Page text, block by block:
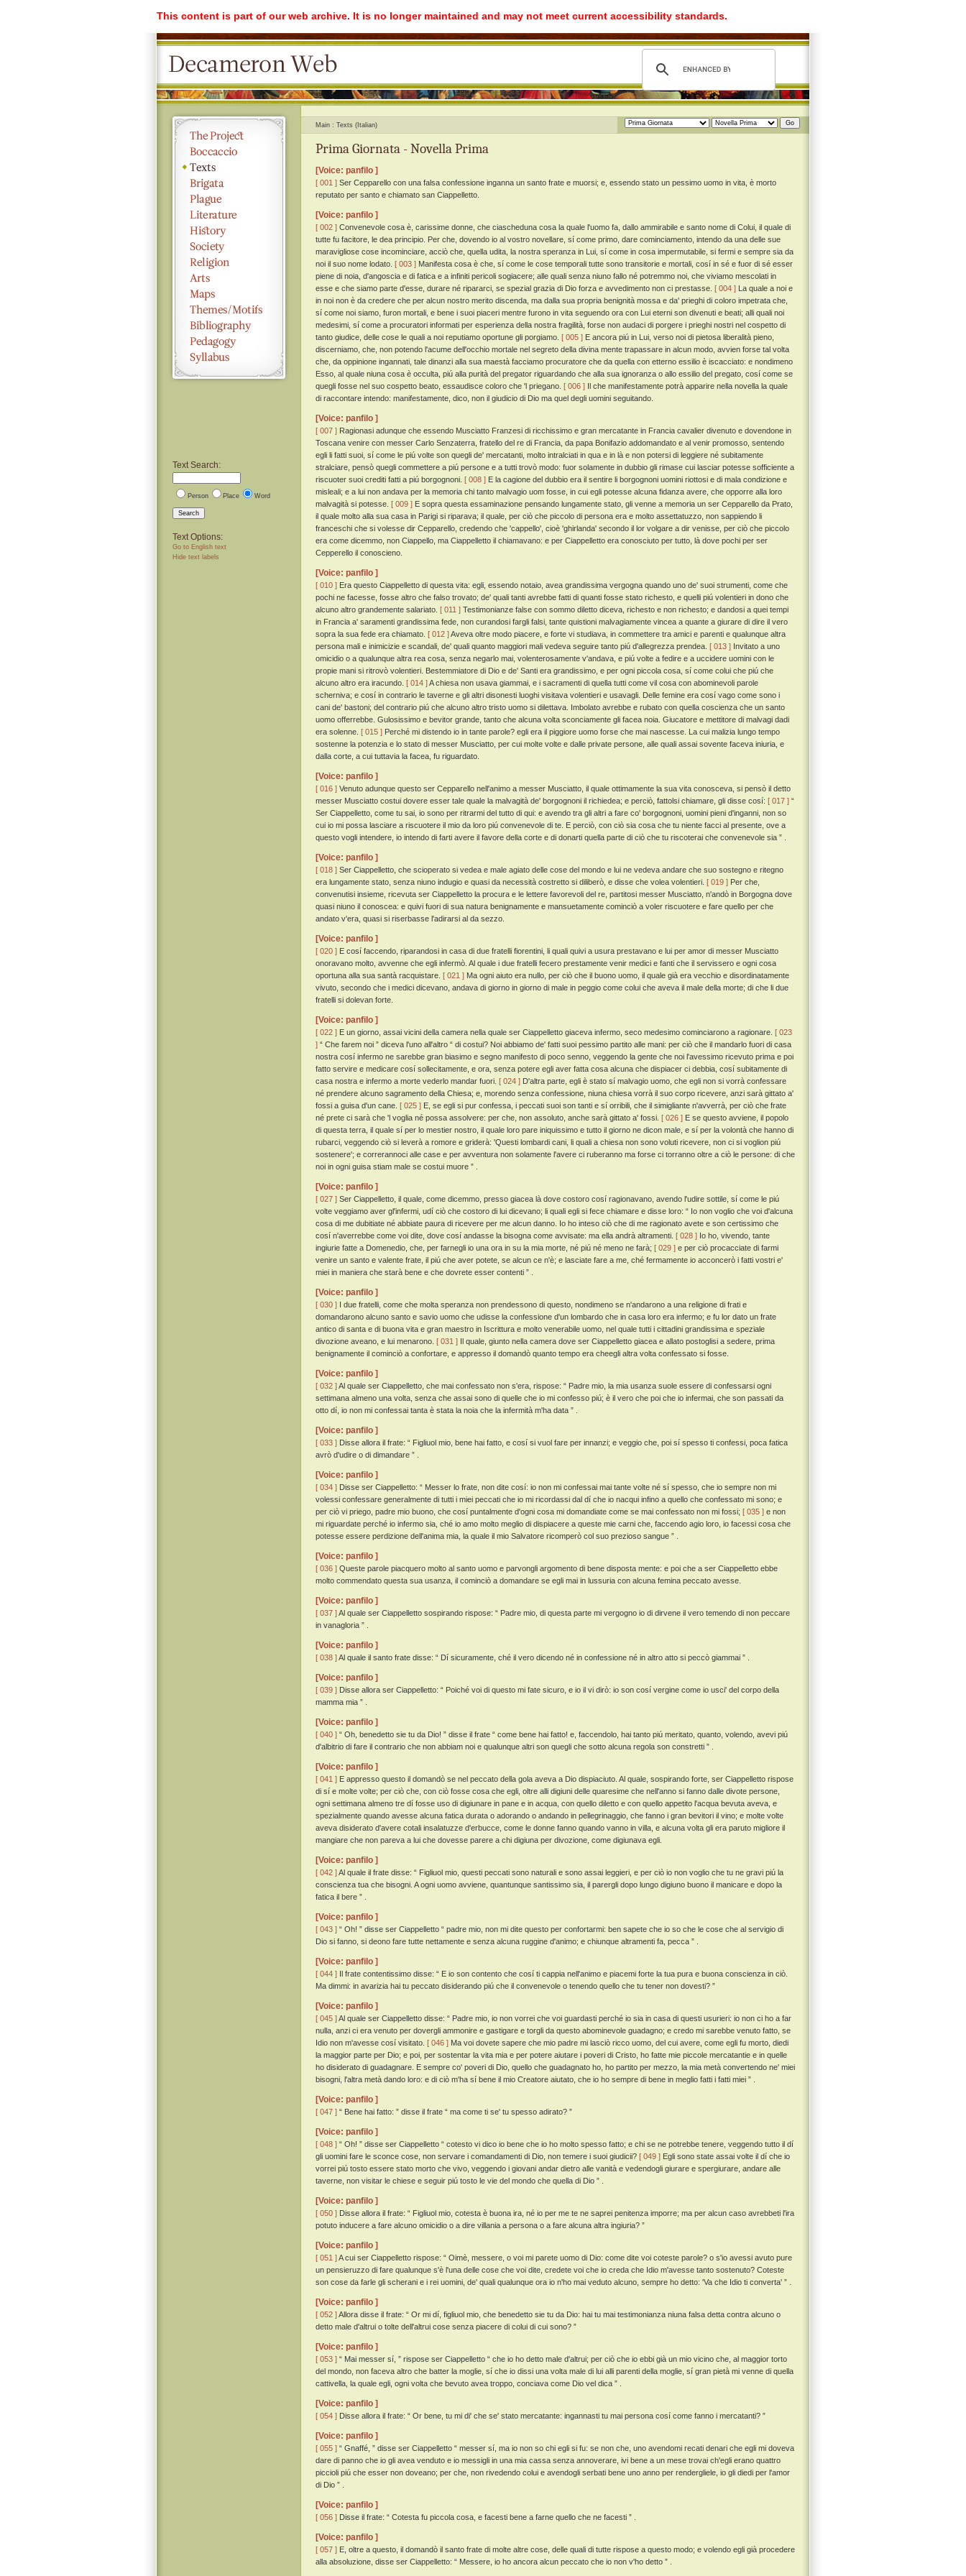
This content is part of our web archive. It is no longer maintained and may not meet current accessibility standards.
Text Search:
Person Place Word
Search
Text Options:
Go to English text
Hide text labels
Main Texts (Italian)
Prima Giornata - Novella Prima
[Voice: panfilo ]
[ 001 ] Ser Cepparello con una falsa confessione inganna un santo frate e muorsi; e, essendo stato un pessimo uomo in vita, è morto
reputato per santo e chiamato san Ciappelletto.
[Voice: panfilo ]
[ 002 ] Convenevole cosa è, carissime donne, che ciascheduna cosa la quale l'uomo fa, dallo ammirabile e santo nome di Colui, il quale di
tutte fu facitore, le dea principio. Per che, dovendo io al vostro novellare, sí come primo, dare cominciamento, intendo da una delle sue
maravigliose cose incominciare, acciò che, quella udita, la nostra speranza in Lui, sí come in cosa impermutabile, si fermi e sempre sia da
noi il suo nome lodato. [ 003 ] Manifesta cosa è che, sí come le cose temporali tutte sono transitorie e mortali, cosí in sé e fuor di sé esser
piene di noia, d'angoscia e di fatica e a infiniti pericoli sogiacere; alle quali senza niuno fallo né potremmo noi, che viviamo mescolati in
esse e che siamo parte d'esse, durare né ripararci, se spezial grazia di Dio forza e avvedimento non ci prestasse. [ 004 ] La quale a noi e
in noi non è da credere che per alcun nostro merito discenda, ma dalla sua propria benignità mossa e da' prieghi di coloro impetrata che,
sí come noi siamo, furon mortali, e bene i suoi piaceri mentre furono in vita seguendo ora con Lui eterni son divenuti e beati; alli quali noi
medesimi, sí come a procuratori informati per esperienza della nostra fragilità, forse non audaci di porgere i prieghi nostri nel cospetto di
tanto giudice, delle cose le quali a noi reputiamo oportune gli porgiamo. [ 005 ] E ancora piú in Lui, verso noi di pietosa liberalità pieno,
discerniamo, che, non potendo l'acume dell'occhio mortale nel segreto della divina mente trapassare in alcun modo, avvien forse tal volta
che, da oppinione ingannati, tale dinanzi alla sua maestà facciamo procuratore che da quella con etterno essilio è iscacciato: e nondimeno
Esso, al quale niuna cosa è occulta, piú alla purità del pregator riguardando che alla sua ignoranza o allo essilio del pregato, cosí come se
quegli fosse nel suo cospetto beato, essaudisce coloro che 'l priegano. [ 006 ] Il che manifestamente potrà apparire nella novella la quale
di raccontare intendo: manifestamente, dico, non il giudicio di Dio ma quel degli uomini seguitando.
[Voice: panfilo ]
[ 007 ] Ragionasi adunque che essendo Musciatto Franzesi di ricchissimo e gran mercatante in Francia cavalier divenuto e dovendone in
Toscana venire con messer Carlo Senzaterra, fratello del re di Francia, da papa Bonifazio addomandato e al venir promosso, sentendo
egli li fatti suoi, sí come le piú volte son quegli de' mercatanti, molto intralciati in qua e in là e non potersi di leggiere né subitamente
stralciare, pensò quegli commettere a piú persone e a tutti trovò modo: fuor solamente in dubbio gli rimase cui lasciar potesse sofficiente a
riscuoter suoi crediti fatti a piú borgognoni. [ 008 ] E la cagione del dubbio era il sentire li borgognoni uomini riottosi e di mala condizione e
misleali; e a lui non andava per la memoria chi tanto malvagio uom fosse, in cui egli potesse alcuna fidanza avere, che opporre alla loro
malvagità si potesse. [ 009 ] E sopra questa essaminazione pensando lungamente stato, gli venne a memoria un ser Cepparello da Prato,
il quale molto alla sua casa in Parigi si riparava; il quale, per ciò che piccolo di persona era e molto assettatuzzo, non sappiendo li
franceschi che si volesse dir Cepparello, credendo che 'cappello', cioè 'ghirlanda' secondo il lor volgare a dir venisse, per ciò che piccolo
era come dicemmo, non Ciappello, ma Ciappelletto il chiamavano: e per Ciappelletto era conosciuto per tutto, là dove pochi per ser
Cepperello il conoscieno.
[Voice: panfilo ]
[ 010 ] Era questo Ciappelletto di questa vita: egli, essendo notaio, avea grandissima vergogna quando uno de' suoi strumenti, come che
pochi ne facesse, fosse altro che falso trovato; de' quali tanti avrebbe fatti di quanti fosse stato richesto, e quelli piú volentieri in dono che
alcuno altro grandemente salariato. [ 011 ] Testimonianze false con sommo diletto diceva, richesto e non richesto; e dandosi a quei tempi
in Francia a' saramenti grandissima fede, non curandosi fargli falsi, tante quistioni malvagiamente vincea a quante a giurare di dire il vero
sopra la sua fede era chiamato. [ 012 ]Aveva oltre modo piacere, e forte vi studiava, in commettere tra amici e parenti e qualunque altra
persona mali e inimicizie e scandali, de' quali quanto maggiori mali vedeva seguire tanto piú d'allegrezza prendea. [ 013 ] Invitato a uno
omicidio o a qualunque altra rea cosa, senza negarlo mai, volenterosamente v'andava, e piú volte a fedire e a uccidere uomini con le
propie mani si ritrovò volentieri. Bestemmiatore di Dio e de' Santi era grandissimo, e per ogni piccola cosa, sí come colui che piú che
alcuno altro era iracundo. [ 014 ]A chiesa non usava giammai, e i sacramenti di quella tutti come vil cosa con abominevoli parole
scherniva; e cosí in contrario le taverne e gli altri disonesti luoghi visitava volentieri e usavagli. Delle femine era cosí vago come sono i
cani de' bastoni; del contrario piú che alcuno altro tristo uomo si dilettava. Imbolato avrebbe e rubato con quella coscienza che un santo
uomo offerrebbe. Gulosissimo e bevitor grande, tanto che alcuna volta sconciamente gli facea noia. Giucatore e mettitore di malvagi dadi
era solenne. [ 015 ] Perché mi distendo io in tante parole? egli era il piggiore uomo forse che mai nascesse. La cui malizia lungo tempo
sostenne la potenzia e lo stato di messer Musciatto, per cui molte volte e dalle private persone, alle quali assai sovente faceva iniuria, e
dalla corte, a cui tuttavia la facea, fu riguardato.
[Voice: panfilo ]
[ 016 ] Venuto adunque questo ser Cepparello nell'animo a messer Musciatto, il quale ottimamente la sua vita conosceva, si pensò il detto
messer Musciatto costui dovere esser tale quale la malvagità de' borgognoni il richiedea; e perciò, fattolsi chiamare, gli disse cosí: [ 017 ] “
Ser Ciappelletto, come tu sai, io sono per ritrarmi del tutto di qui: e avendo tra gli altri a fare co' borgognoni, uomini pieni d'inganni, non so
cui io mi possa lasciare a riscuotere il mio da loro piú convenevole di te. E perciò, con ciò sia cosa che tu niente facci al presente, ove a
questo vogli intendere, io intendo di farti avere il favore della corte e di donarti quella parte di ciò che tu riscoterai che convenevole sia ” .
[Voice: panfilo ]
[ 018 ] Ser Ciappelletto, che scioperato si vedea e male agiato delle cose del mondo e lui ne vedeva andare che suo sostegno e ritegno
era lungamente stato, senza niuno indugio e quasi da necessità costretto si diliberò, e disse che volea volentieri. [ 019 ] Per che,
convenutisi insieme, ricevuta ser Ciappelletto la procura e le lettere favorevoli del re, partitosi messer Musciatto, n'andò in Borgogna dove
quasi niuno il conoscea: e quivi fuori di sua natura benignamente e mansuetamente cominciò a voler riscuotere e fare quello per che
andato v'era, quasi si riserbasse l'adirarsi al da sezzo.
[Voice: panfilo ]
[ 020 ] E cosí faccendo, riparandosi in casa di due fratelli fiorentini, li quali quivi a usura prestavano e lui per amor di messer Musciatto
onoravano molto, avvenne che egli infermò. Al quale i due fratelli fecero prestamente venir medici e fanti che il servissero e ogni cosa
oportuna alla sua santà racquistare. [ 021 ] Ma ogni aiuto era nullo, per ciò che il buono uomo, il quale già era vecchio e disordinatamente
vivuto, secondo che i medici dicevano, andava di giorno in giorno di male in peggio come colui che aveva il male della morte; di che li due
fratelli si dolevan forte.
[Voice: panfilo ]
[ 022 ] E un giorno, assai vicini della camera nella quale ser Ciappelletto giaceva infermo, seco medesimo cominciarono a ragionare. [ 023
] “ Che farem noi ” diceva l'uno all'altro “ di costui? Noi abbiamo de' fatti suoi pessimo partito alle mani: per ciò che il mandarlo fuori di casa
nostra cosí infermo ne sarebbe gran biasimo e segno manifesto di poco senno, veggendo la gente che noi l'avessimo ricevuto prima e poi
fatto servire e medicare cosí sollecitamente, e ora, senza potere egli aver fatta cosa alcuna che dispiacer ci debbia, cosí subitamente di
casa nostra e infermo a morte vederlo mandar fuori. [ 024 ] D'altra parte, egli è stato sí malvagio uomo, che egli non si vorrà confessare
né prendere alcuno sagramento della Chiesa; e, morendo senza confessione, niuna chiesa vorrà il suo corpo ricevere, anzi sarà gittato a'
fossi a guisa d'un cane. [ 025 ] E, se egli si pur confessa, i peccati suoi son tanti e sí orribili, che il simigliante n'avverrà, per ciò che frate
né prete ci sarà che 'l voglia né possa assolvere: per che, non assoluto, anche sarà gittato a' fossi. [ 026 ] E se questo avviene, il popolo
di questa terra, il quale sí per lo mestier nostro, il quale loro pare iniquissimo e tutto il giorno ne dicon male, e sí per la volontà che hanno di
rubarci, veggendo ciò si leverà a romore e griderà: 'Questi lombardi cani, li quali a chiesa non sono voluti ricevere, non ci si voglion piú
sostenere'; e correrannoci alle case e per avventura non solamente l'avere ci ruberanno ma forse ci torranno oltre a ciò le persone: di che
noi in ogni guisa stiam male se costui muore ” .
[Voice: panfilo ]
[ 027 ] Ser Ciappelletto, il quale, come dicemmo, presso giacea là dove costoro cosí ragionavano, avendo l'udire sottile, sí come le piú
volte veggiamo aver gl'infermi, udí ciò che costoro di lui dicevano; li quali egli si fece chiamare e disse loro: “ Io non voglio che voi d'alcuna
cosa di me dubitiate né abbiate paura di ricevere per me alcun danno. Io ho inteso ciò che di me ragionato avete e son certissimo che
cosí n'averrebbe come voi dite, dove cosí andasse la bisogna come avvisate: ma ella andrà altramenti. [ 028 ] Io ho, vivendo, tante
ingiurie fatte a Domenedio, che, per farnegli io una ora in su la mia morte, né piú né meno ne farà; [ 029 ] e per ciò procacciate di farmi
venire un santo e valente frate, il piú che aver potete, se alcun ce n'è; e lasciate fare a me, ché fermamente io acconcerò i fatti vostri e'
miei in maniera che starà bene e che dovrete esser contenti ” .
[Voice: panfilo ]
[ 030 ] I due fratelli, come che molta speranza non prendessono di questo, nondimeno se n'andarono a una religione di frati e
domandarono alcuno santo e savio uomo che udisse la confessione d'un lombardo che in casa loro era infermo; e fu lor dato un frate
antico di santa e di buona vita e gran maestro in Iscrittura e molto venerabile uomo, nel quale tutti i cittadini grandissima e speziale
divozione aveano, e lui menarono. [ 031 ] Il quale, giunto nella camera dove ser Ciappelletto giacea e allato postoglisi a sedere, prima
benignamente il cominciò a confortare, e appresso il domandò quanto tempo era cheegli altra volta confessato si fosse.
[Voice: panfilo ]
[ 032 ]Al quale ser Ciappelletto, che mai confessato non s'era, rispose: “ Padre mio, la mia usanza suole essere di confessarsi ogni
settimana almeno una volta, senza che assai sono di quelle che io mi confesso piú; è il vero che poi che io infermai, che son passati da
otto dí, io non mi confessai tanta è stata la noia che la infermità m'ha data ” .
[Voice: panfilo ]
[ 033 ] Disse allora il frate: “ Figliuol mio, bene hai fatto, e cosí si vuol fare per innanzi; e veggio che, poi sí spesso ti confessi, poca fatica
avrò d'udire o di dimandare ” .
[Voice: panfilo ]
[ 034 ] Disse ser Ciappelletto: “ Messer lo frate, non dite cosí: io non mi confessai mai tante volte né sí spesso, che io sempre non mi
volessi confessare generalmente di tutti i miei peccati che io mi ricordassi dal dí che io nacqui infino a quello che confessato mi sono; e
per ciò vi priego, padre mio buono, che cosí puntalmente d'ogni cosa mi domandiate come se mai confessato non mi fossi; [ 035 ] e non
mi riguardate perché io infermo sia, ché io amo molto meglio di dispiacere a queste mie carni che, faccendo agio loro, io facessi cosa che
potesse essere perdizione dell'anima mia, la quale il mio Salvatore ricomperò col suo prezioso sangue ” .
[Voice: panfilo ]
[ 036 ] Queste parole piacquero molto al santo uomo e parvongli argomento di bene disposta mente: e poi che a ser Ciappelletto ebbe
molto commendato questa sua usanza, il cominciò a domandare se egli mai in lussuria con alcuna femina peccato avesse.
[Voice: panfilo ]
[ 037 ]Al quale ser Ciappelletto sospirando rispose: “ Padre mio, di questa parte mi vergogno io di dirvene il vero temendo di non peccare
in vanagloria ” .
[Voice: panfilo ]
[ 038 ]Al quale il santo frate disse: “ Dí sicuramente, ché il vero dicendo né in confessione né in altro atto si peccò giammai ” .
[Voice: panfilo ]
[ 039 ] Disse allora ser Ciappelletto: “ Poiché voi di questo mi fate sicuro, e io il vi dirò: io son cosí vergine come io usci' del corpo della
mamma mia ” .
[Voice: panfilo ]
[ 040 ] “ Oh, benedetto sie tu da Dio! ” disse il frate “ come bene hai fatto! e, faccendolo, hai tanto piú meritato, quanto, volendo, avevi piú
d'albitrio di fare il contrario che non abbiam noi e qualunque altri son quegli che sotto alcuna regola son constretti ” .
[Voice: panfilo ]
[ 041 ] E appresso questo il domandò se nel peccato della gola aveva a Dio dispiaciuto. Al quale, sospirando forte, ser Ciappelletto rispose
di sí e molte volte; per ciò che, con ciò fosse cosa che egli, oltre alli digiuni delle quaresime che nell'anno si fanno dalle divote persone,
ogni settimana almeno tre dí fosse uso di digiunare in pane e in acqua, con quello diletto e con quello appetito l'acqua bevuta aveva, e
spezialmente quando avesse alcuna fatica durata o adorando o andando in pellegrinaggio, che fanno i gran bevitori il vino; e molte volte
aveva disiderato d'avere cotali insalatuzze d'erbucce, come le donne fanno quando vanno in villa, e alcuna volta gli era paruto migliore il
mangiare che non pareva a lui che dovesse parere a chi digiuna per divozione, come digiunava egli.
[Voice: panfilo ]
[ 042 ]Al quale il frate disse: “ Figliuol mio, questi peccati sono naturali e sono assai leggieri, e per ciò io non voglio che tu ne gravi piú la
conscienza tua che bisogni. A ogni uomo avviene, quantunque santissimo sia, il parergli dopo lungo digiuno buono il manicare e dopo la
fatica il bere ” .
[Voice: panfilo ]
[ 043 ] “ Oh! ” disse ser Ciappelletto “ padre mio, non mi dite questo per confortarmi: ben sapete che io so che le cose che al servigio di
Dio si fanno, si deono fare tutte nettamente e senza alcuna ruggine d'animo; e chiunque altramenti fa, pecca ” .
[Voice: panfilo ]
[ 044 ] Il frate contentissimo disse: “ E io son contento che cosí ti cappia nell'animo e piacemi forte la tua pura e buona conscienza in ciò.
Ma dimmi: in avarizia hai tu peccato disiderando piú che il convenevole o tenendo quello che tu tener non dovesti? ”
[Voice: panfilo ]
[ 045 ]Al quale ser Ciappelletto disse: “ Padre mio, io non vorrei che voi guardasti perché io sia in casa di questi usurieri: io non ci ho a far
nulla, anzi ci era venuto per dovergli ammonire e gastigare e torgli da questo abominevole guadagno; e credo mi sarebbe venuto fatto, se
Idio non m'avesse cosí visitato. [ 046 ] Ma voi dovete sapere che mio padre mi lasciò ricco uomo, del cui avere, come egli fu morto, diedi
la maggior parte per Dio; e poi, per sostentar la vita mia e per potere aiutare i poveri di Cristo, ho fatte mie piccole mercatantie e in quelle
ho disiderato di guadagnare. E sempre co' poveri di Dio, quello che guadagnato ho, ho partito per mezzo, la mia metà convertendo ne' miei
bisogni, l'altra metà dando loro: e di ciò m'ha sí bene il mio Creatore aiutato, che io ho sempre di bene in meglio fatti i fatti miei ” .
[Voice: panfilo ]
[ 047 ] “ Bene hai fatto: ” disse il frate “ ma come ti se' tu spesso adirato? ”
[Voice: panfilo ]
[ 048 ] “ Oh! ” disse ser Ciappelletto “ cotesto vi dico io bene che io ho molto spesso fatto; e chi se ne potrebbe tenere, veggendo tutto il dí
gli uomini fare le sconce cose, non servare i comandamenti di Dio, non temere i suoi giudicii? [ 049 ] Egli sono state assai volte il dí che io
vorrei piú tosto essere stato morto che vivo, veggendo i giovani andar dietro alle vanità e vedendogli giurare e spergiurare, andare alle
taverne, non visitar le chiese e seguir piú tosto le vie del mondo che quella di Dio ” .
[Voice: panfilo ]
[ 050 ] Disse allora il frate: “ Figliuol mio, cotesta è buona ira, né io per me te ne saprei penitenza imporre; ma per alcun caso avrebbeti l'ira
potuto inducere a fare alcuno omicidio o a dire villania a persona o a fare alcuna altra ingiuria? ”
[Voice: panfilo ]
[ 051 ]A cui ser Ciappelletto rispose: “ Oimè, messere, o voi mi parete uomo di Dio: come dite voi coteste parole? o s'io avessi avuto pure
un pensieruzzo di fare qualunque s'è l'una delle cose che voi dite, credete voi che io creda che Idio m'avesse tanto sostenuto? Coteste
son cose da farle gli scherani e i rei uomini, de' quali qualunque ora io n'ho mai veduto alcuno, sempre ho detto: 'Va che Idio ti converta' ” .
[Voice: panfilo ]
[ 052 ]Allora disse il frate: “ Or mi dí, figliuol mio, che benedetto sie tu da Dio: hai tu mai testimonianza niuna falsa detta contra alcuno o
detto male d'altrui o tolte dell'altrui cose senza piacere di colui di cui sono? ”
[Voice: panfilo ]
[ 053 ] “ Mai messer sí, ” rispose ser Ciappelletto “ che io ho detto male d'altrui; per ciò che io ebbi già un mio vicino che, al maggior torto
del mondo, non faceva altro che batter la moglie, sí che io dissi una volta male di lui alli parenti della moglie, sí gran pietà mi venne di quella
cattivella, la quale egli, ogni volta che bevuto avea troppo, conciava come Dio vel dica ” .
[Voice: panfilo ]
[ 054 ] Disse allora il frate: “ Or bene, tu mi di' che se' stato mercatante: ingannasti tu mai persona cosí come fanno i mercatanti? ”
[Voice: panfilo ]
[ 055 ] “ Gnaffé, ” disse ser Ciappelletto “ messer sí, ma io non so chi egli si fu: se non che, uno avendomi recati denari che egli mi doveva
dare di panno che io gli avea venduto e io messigli in una mia cassa senza annoverare, ivi bene a un mese trovai ch'egli erano quattro
piccioli piú che esser non doveano; per che, non rivedendo colui e avendogli serbati bene uno anno per rendergliele, io gli diedi per l'amor
di Dio ” .
[Voice: panfilo ]
[ 056 ] Disse il frate: “ Cotesta fu piccola cosa, e facesti bene a farne quello che ne facesti ” .
[Voice: panfilo ]
[ 057 ] E, oltre a questo, il domandò il santo frate di molte altre cose, delle quali di tutte rispose a questo modo; e volendo egli già procedere
alla absoluzione, disse ser Ciappelletto: “ Messere, io ho ancora alcun peccato che io non v'ho detto ” .